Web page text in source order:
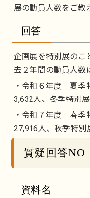
展の動員人数をご教
回答
企画展を特別展のこ
去２年間の動員人数
・令和６年度 夏季
3,632人、冬季特別
・令和７年度 春季
27,916人、秋季特別
質疑回答NO
資料名